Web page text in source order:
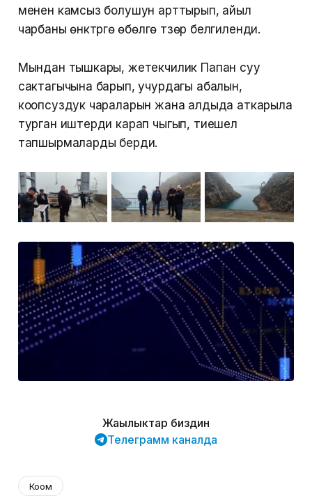
менен камсыз болушун арттырып, айыл
чарбаны өнүктүрүүгө өбөлгө түзөрү белгиленди.
Мындан тышкары, жетекчилик Папан суу
сактагычына барып, учурдагы абалын,
коопсуздук чараларын жана алдыда аткарыла
турган иштерди карап чыгып, тиешелүү
тапшырмаларды берди.
Жаңылыктар биздин
Телеграмм каналда
Коом